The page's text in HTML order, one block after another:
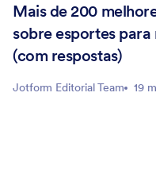
Mais de 200
sobre esportes para
(com respostas)
Jotform Editorial Team 19